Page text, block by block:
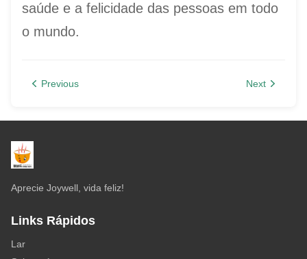
saúde e a felicidade das pessoas em todo
o mundo.
Previous Next
Aprecie Joywell, vida feliz!
Links Rápidos
Lar